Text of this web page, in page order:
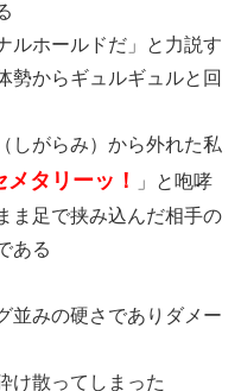
ルホールドだ」と力説す
勢からギュルギュルと回
しがらみ）から外れた私
タリーッ！
」と咆哮
ま足で挟み込んだ相手の
ある
並みの硬さでありダメー
け散ってしまった